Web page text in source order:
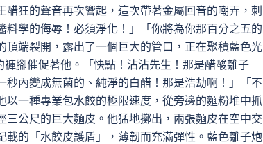
狂的聲音再次響起，這次帶著金屬回音的嘲弄，刺
學的侮辱！必須淨化！」「你將為你那百分之五的
端裂開，露出了一個巨大的管口，正在聚積藍色光
腳催促著他。「快點！沾沾先生！那是醋酸離子
內變成無菌的、純淨的白醋！那是浩劫啊！」「不
一種專業包水餃的極限速度，從旁邊的麵粉堆中抓
公尺的巨大麵皮。他猛地擲出，兩張麵皮在空中交
的「水餃皮護盾」，薄韌而充滿彈性。藍色離子炮